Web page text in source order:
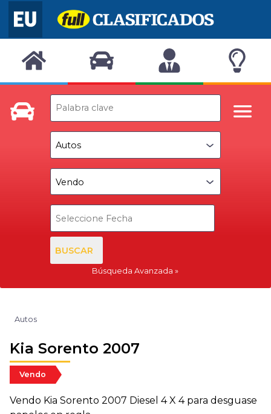
BUSCAR
Búsqueda Avanzada
Autos
Kia Sorento 2007
Vendo
Vendo Kia Sorento 2007 Diesel 4 X 4 para desguase